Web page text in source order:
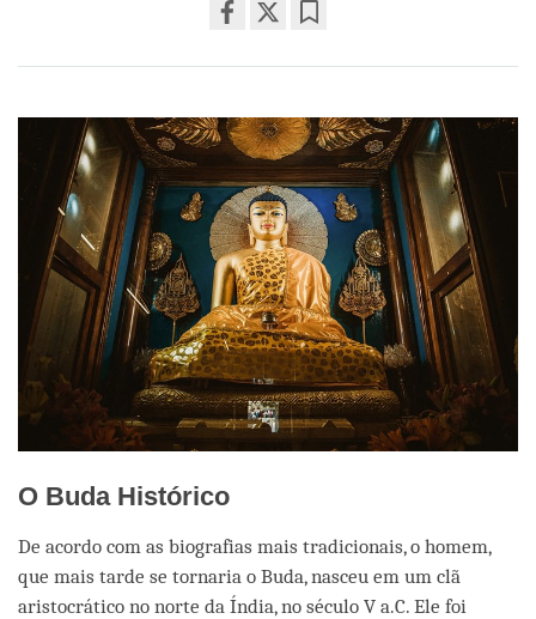
on
O Buda Histórico
De acordo com as biografias mais tradicionais, o homem,
que mais tarde se tornaria o Buda, nasceu em um clã
aristocrático no norte da Índia, no século V a.C. Ele foi